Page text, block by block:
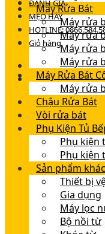
ĐÁNH GIÁ
MẸO HAY
HOTLINE:
Giỏ hàng
Máy Rửa Bát
Máy rửa
Máy rửa
Máy rửa
Máy rửa
Máy Rửa Bát
Máy rửa
Chậu Rửa Bát
Vòi rửa bát
Phụ Kiện Tủ
Phụ kiện
Phụ kiện
Sản phẩm khác
Thiết bị
Gia dụng
Máy lọc
Bộ nồi từ